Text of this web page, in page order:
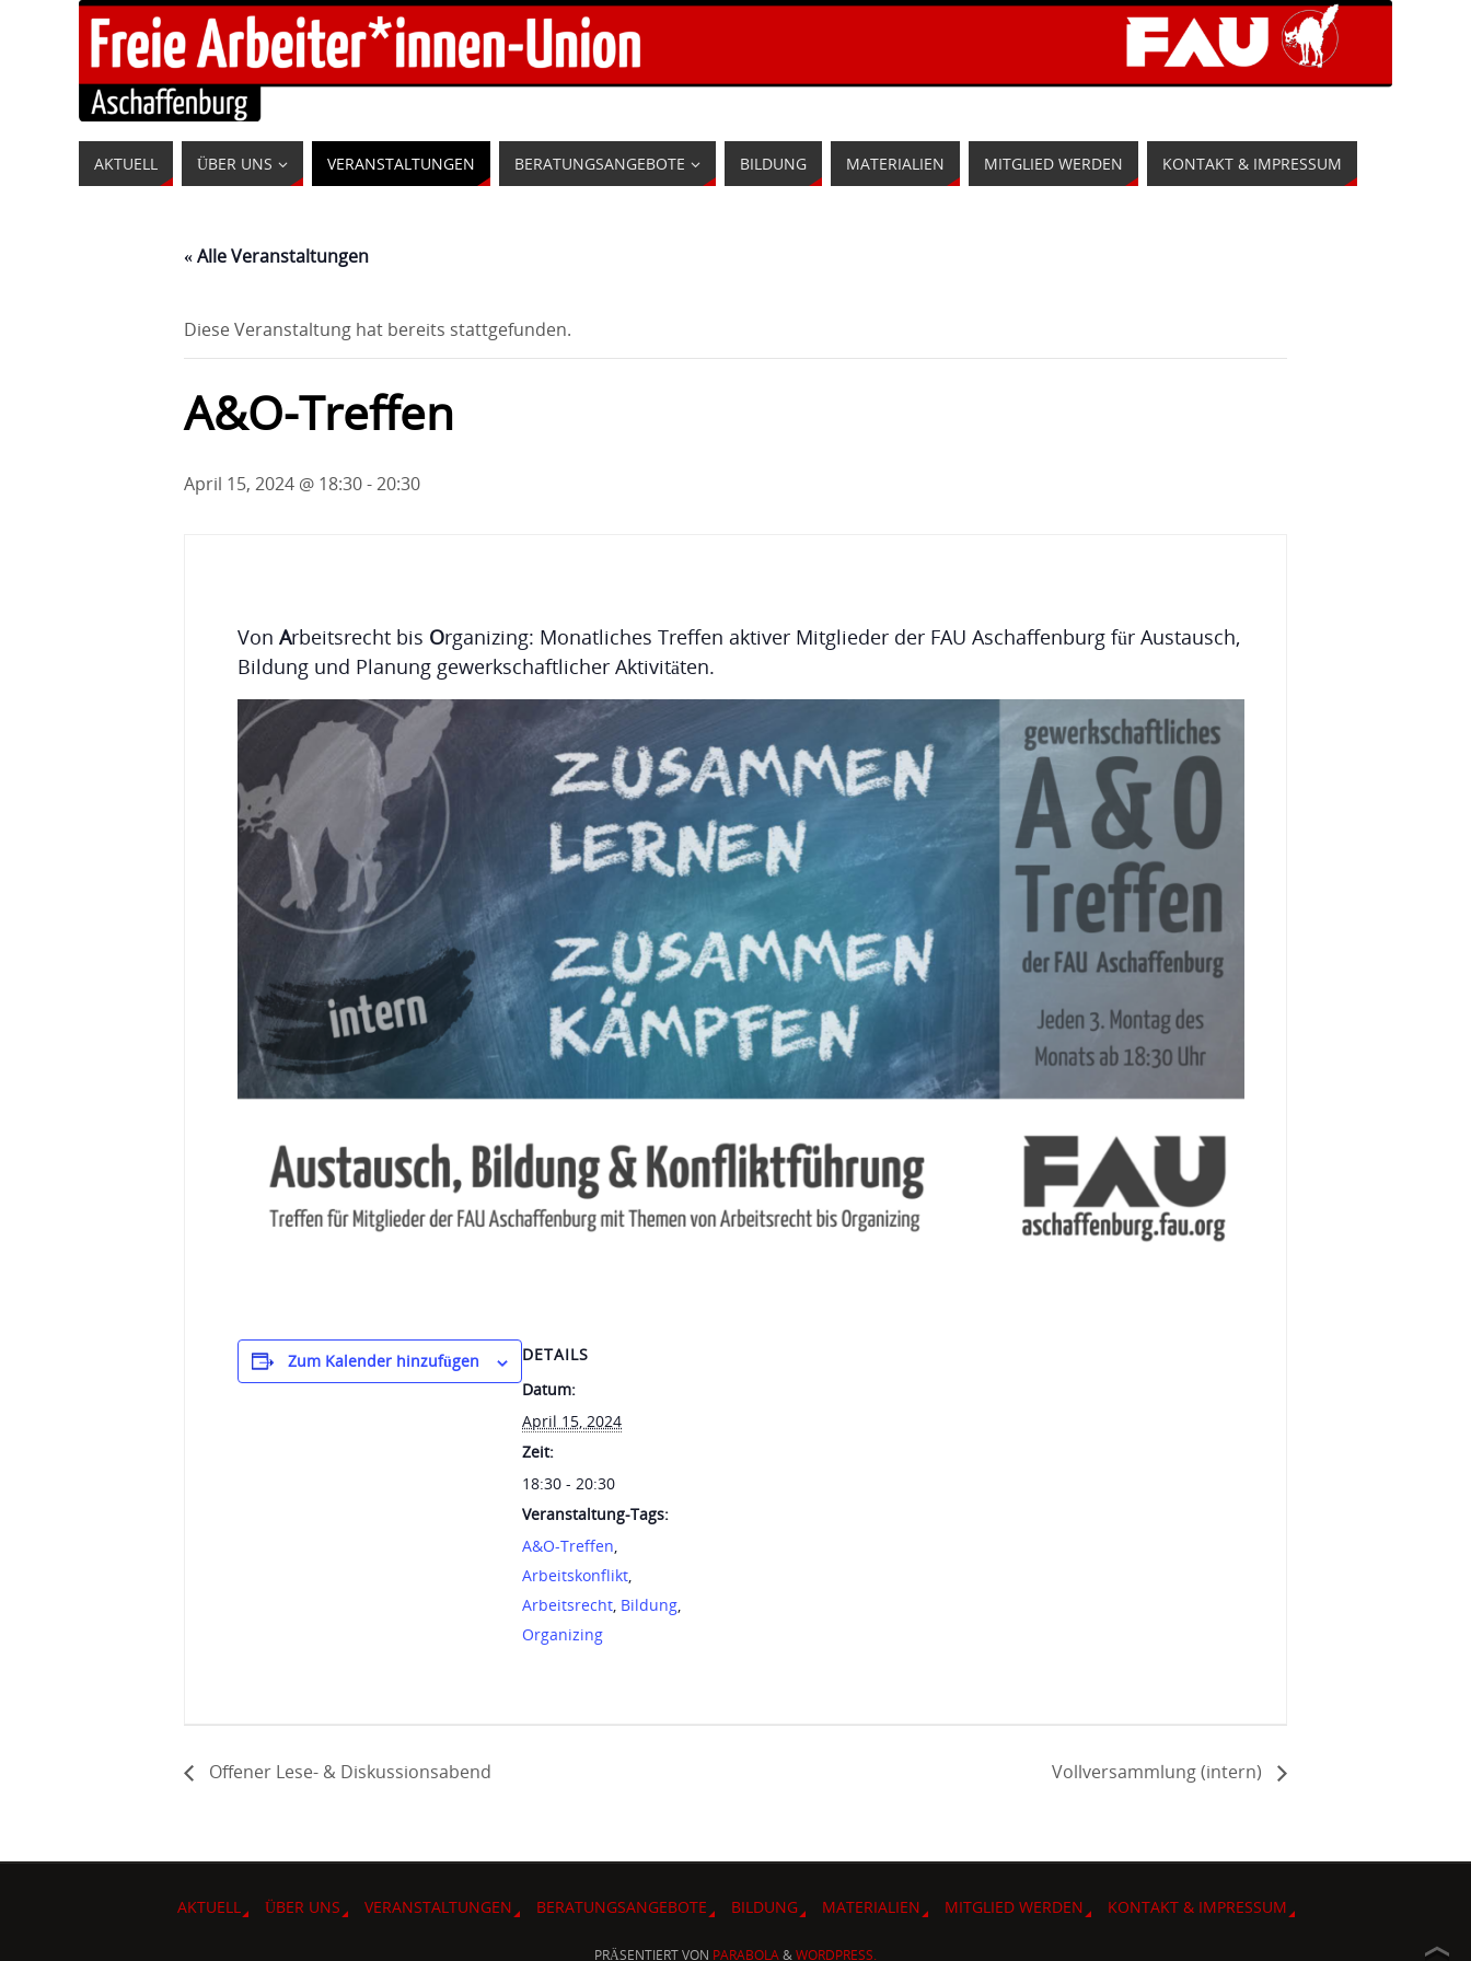
AKTUELL ÜBER UNS VERANSTALTUNGEN BERATUNGSANGEBOTE BILDUNG MATERIALIEN MITGLIED WERDEN KONTAKT & IMPRESSUM
« Alle Veranstaltungen
Diese Veranstaltung hat bereits stattgefunden.
A&O-Treffen
April 15, 2024 @ 18:30-20:30
Von Arbeitsrecht bis Organizing: Monatliches Treffen aktiver Mitglieder der FAU Aschaffenburg für Austausch,
Bildung und Planung gewerkschaftlicher Aktivitäten.
Zum Kalender hinzufügen
DETAILS
Datum:
April 15, 2024
Zeit:
18:30 - 20:30
Veranstaltung-Tags:
A&O-Treffen,
Arbeitskonflikt,
Arbeitsrecht, Bildung,
Organizing
Offener Lese- & Diskussionsabend Vollversammlung (intern)
AKTUELL ÜBER UNS VERANSTALTUNGEN BERATUNGSANGEBOTE BILDUNG MATERIALIEN MITGLIED WERDEN KONTAKT & IMPRESSUM
PRÄSENTIERT VON PARABOLA&WORDPRESS.